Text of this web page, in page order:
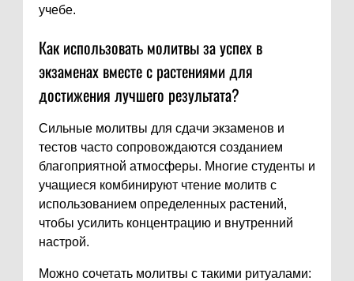
учебе.
Как использовать молитвы за успех в
экзаменах вместе с растениями для
достижения лучшего результата?
Сильные молитвы для сдачи экзаменов и
тестов часто сопровождаются созданием
благоприятной атмосферы. Многие студенты и
учащиеся комбинируют чтение молитв с
использованием определенных растений,
чтобы усилить концентрацию и внутренний
настрой.
Можно сочетать молитвы с такими ритуалами: